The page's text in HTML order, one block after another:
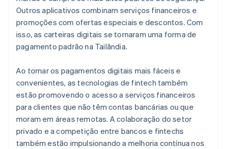
Outros aplicativos combinam serviços financeiros e
promoções com ofertas especiais e descontos. Com
isso, as carteiras digitais se tornaram uma forma de
pagamento padrão na Tailândia.
Ao tornar os pagamentos digitais mais fáceis e
convenientes, as tecnologias de fintech também
estão promovendo o acesso a serviços financeiros
para clientes que não têm contas bancárias ou que
moram em áreas remotas. A colaboração do setor
privado e a competição entre bancos e fintechs
também estão impulsionando a melhoria contínua nos